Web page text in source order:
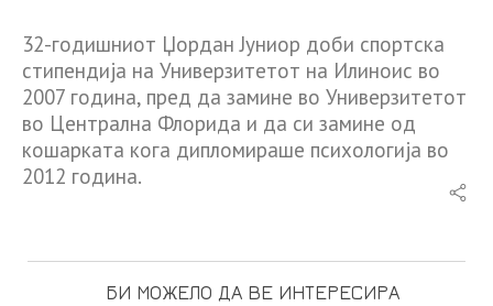
32-годишниот Џордан Јуниор доби спортска
стипендија на Универзитетот на Илиноис во
2007 година, пред да замине во Универзитетот
во Централна Флорида и да си замине од
кошарката кога дипломираше психологија во
2012 година.
БИ МОЖЕЛО ДА ВЕ ИНТЕРЕСИРА